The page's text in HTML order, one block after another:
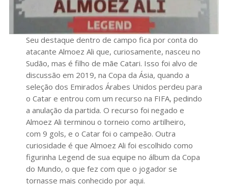
Seu destaque dentro de campo fica por conta do
atacante Almoez Ali que, curiosamente, nasceu no
Sudão, mas é filho de mãe Catari. Isso foi alvo de
discussão em 2019, na Copa da Ásia, quando a
seleção dos Emirados Árabes Unidos perdeu para
o Catar e entrou com um recurso na FIFA, pedindo
a anulação da partida. O recurso foi negado e
Almoez Ali terminou o torneio como artilheiro,
com 9 gols, e o Catar foi o campeão. Outra
curiosidade é que Almoez Ali foi escolhido como
figurinha Legend de sua equipe no álbum da Copa
do Mundo, o que fez com que o jogador se
tornasse mais conhecido por aqui.